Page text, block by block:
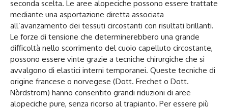
seconda scelta. Le aree alopeciche possono essere trattate
mediante una asportazione diretta associata
all’avanzamento dei tessuti circostanti con risultati brillanti.
Le forze di tensione che determinerebbero una grande
difficoltà nello scorrimento del cuoio capelluto circostante,
possono essere vinte grazie a tecniche chirurgiche che si
avvalgono di elastici interni temporanei. Queste tecniche di
origine francese o norvegese (Dott. Frechet o Dott.
Nòrdstrom) hanno consentito grandi riduzioni di aree
alopeciche pure, senza ricorso al trapianto. Per essere più